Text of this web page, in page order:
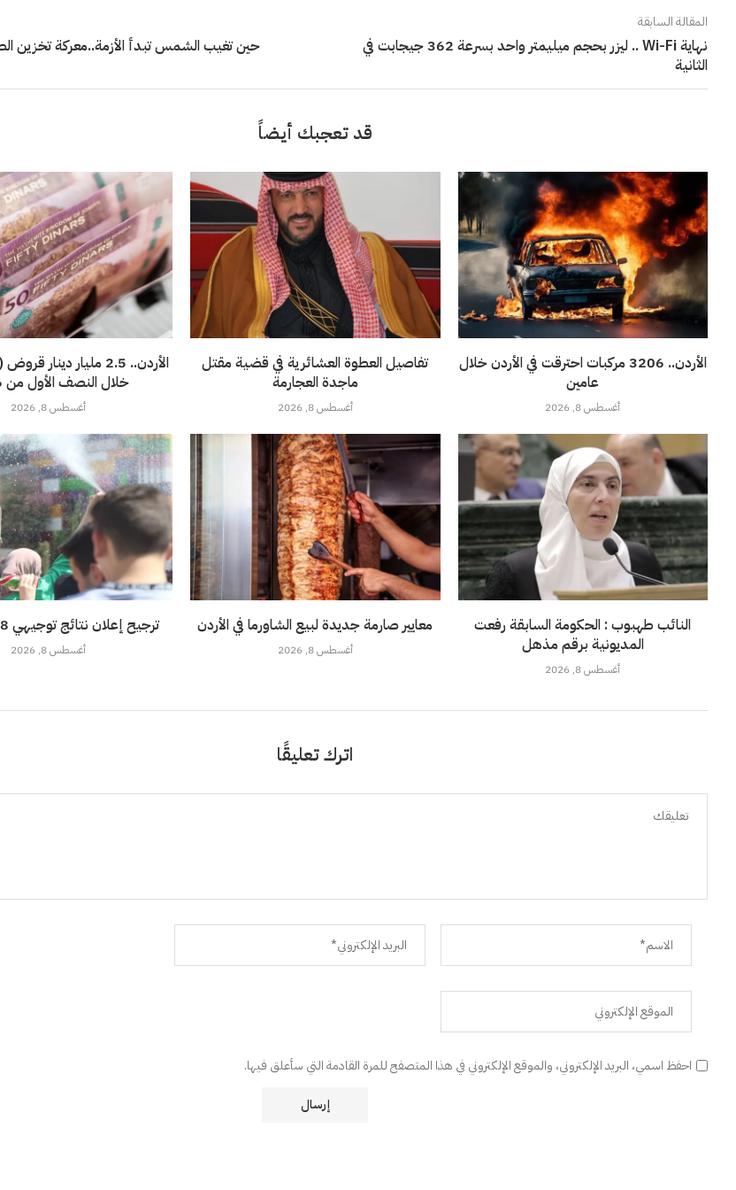
المقالة السابقة
نهاية Wi-Fi .. ليزر بحجم ميليمتر واحد بسرعة 362 جيجابت في
الثانية
حين تغيب الشمس تبدأ الأزمة..معركة تخزين
قد تعجبك أيضاً
الأردن.. 2.5 مليار
خلال النصف الأول من 2026
أغسطس 8, 2026
تفاصيل العطوة العشائرية في قضية مقتل
ماجدة العجارمة
أغسطس 8, 2026
الأردن.. 3206 مركبات احترقت في الأردن خلال
عامين
أغسطس 8, 2026
ترجيح إعلان نتائج توجيهي 2008 الإثنين
أغسطس 8, 2026
معايير صارمة جديدة لبيع الشاورما في الأردن
أغسطس 8, 2026
النائب طهبوب : الحكومة السابقة رفعت
المديونية برقم مذهل
أغسطس 8, 2026
اترك تعليقًا
احفظ اسمي، البريد الإلكتروني، والموقع الإلكتروني في هذا المتصفح للمرة القادمة التي سأعلق فيها.